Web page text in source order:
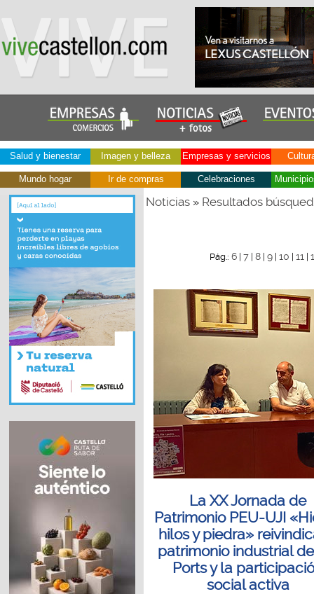
Salud y bienestar Imagen y belleza Empresas y servicios
Mundo hogar Ir de compras Celebraciones
Noticias» Resultados
Pág.: 6| 7| 8| 9| 10 11|
La XX Jornada de
Patrimonio PEU-UJI
hilos y piedra»
patrimonio industrial
Ports y la
social activa